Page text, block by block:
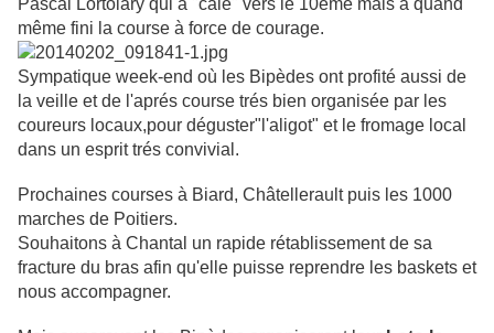
Pascal Lortolary qui à "calé" vers le 10ème mais a quand
même fini la course à force de courage.
Sympatique week-end où les Bipèdes ont profité aussi de
la veille et de l'aprés course trés bien organisée par les
coureurs locaux,pour déguster"l'aligot" et le fromage local
dans un esprit trés convivial.
Prochaines courses à Biard, Châtellerault puis les 1000
marches de Poitiers.
Souhaitons à Chantal un rapide rétablissement de sa
fracture du bras afin qu'elle puisse reprendre les baskets et
nous accompagner.